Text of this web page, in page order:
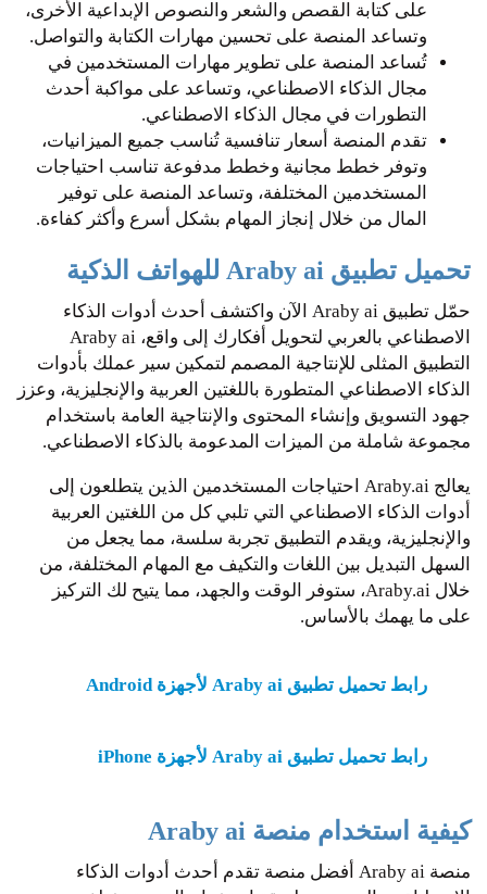
على كتابة القصص والشعر والنصوص الإبداعية الأخرى،
وتساعد المنصة على تحسين مهارات الكتابة والتواصل.
تُساعد المنصة على تطوير مهارات المستخدمين في
مجال الذكاء الاصطناعي، وتساعد على مواكبة أحدث
التطورات في مجال الذكاء الاصطناعي.
تقدم المنصة أسعار تنافسية تُناسب جميع الميزانيات،
وتوفر خطط مجانية وخطط مدفوعة تناسب احتياجات
المستخدمين المختلفة، وتساعد المنصة على توفير
المال من خلال إنجاز المهام بشكل أسرع وأكثر كفاءة.
تحميل تطبيق Araby ai للهواتف الذكية
حمّل تطبيق Araby ai الآن واكتشف أحدث أدوات الذكاء
الاصطناعي بالعربي لتحويل أفكارك إلى واقع، Araby ai
التطبيق المثلى للإنتاجية المصمم لتمكين سير عملك بأدوات
الذكاء الاصطناعي المتطورة باللغتين العربية والإنجليزية، وعزز
جهود التسويق وإنشاء المحتوى والإنتاجية العامة باستخدام
مجموعة شاملة من الميزات المدعومة بالذكاء الاصطناعي.
يعالج Araby.ai احتياجات المستخدمين الذين يتطلعون إلى
أدوات الذكاء الاصطناعي التي تلبي كل من اللغتين العربية
والإنجليزية، ويقدم التطبيق تجربة سلسة، مما يجعل من
السهل التبديل بين اللغات والتكيف مع المهام المختلفة، من
خلال Araby.ai، ستوفر الوقت والجهد، مما يتيح لك التركيز
على ما يهمك بالأساس.
رابط تحميل تطبيق Araby ai لأجهزة Android
رابط تحميل تطبيق Araby ai لأجهزة iPhone
كيفية استخدام منصة Araby ai
منصة Araby ai أفضل منصة تقدم أحدث أدوات الذكاء